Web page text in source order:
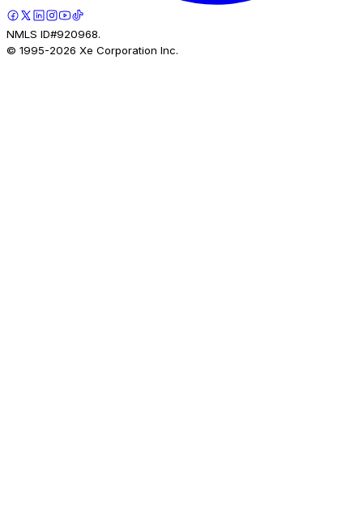
NMLS ID#920968.
© 1995-2026 Xe Corporation Inc.